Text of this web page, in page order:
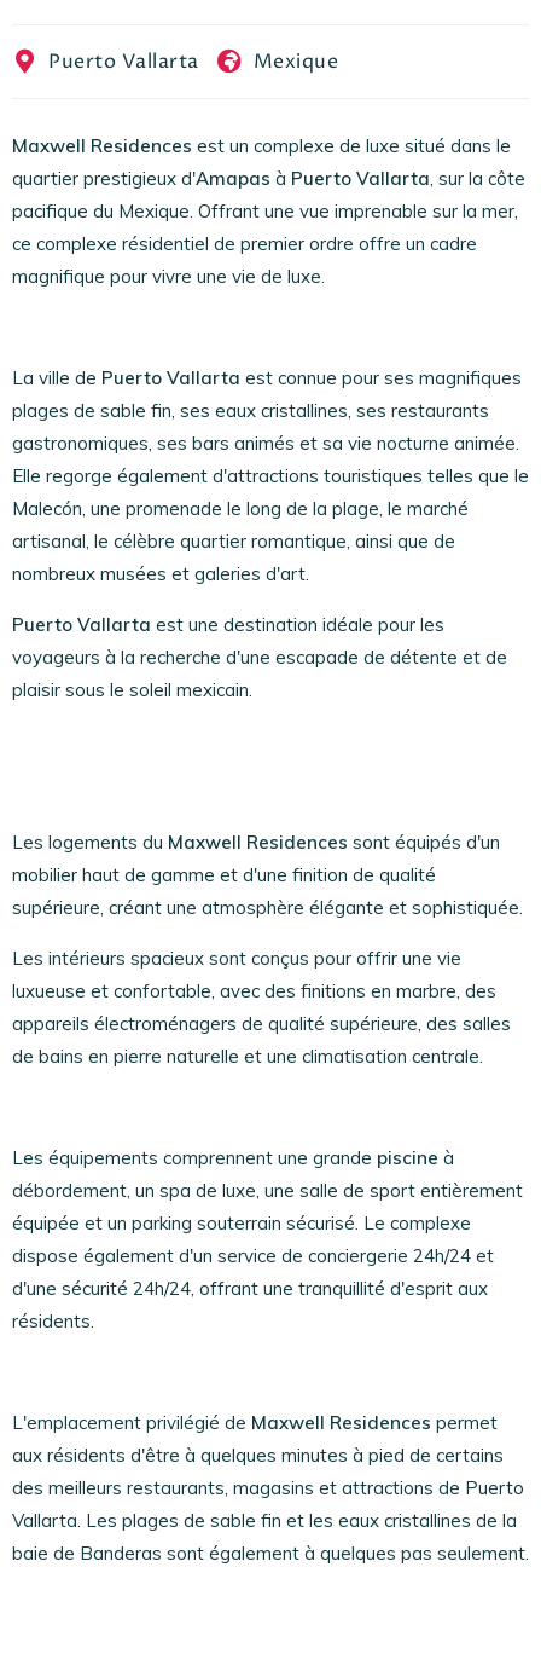
ES
Puerto Vallarta Mexique
Maxwell Residences est un complexe de luxe situé dans le
quartier prestigieux d'Amapas à Puerto Vallarta , sur la côte
pacifique du Mexique. Offrant une vue imprenable sur la mer,
ce complexe résidentiel de premier ordre offre un cadre
magnifique pour vivre une vie de luxe.
La ville de Puerto Vallarta est connue pour ses magnifiques
plages de sable fin, ses eaux cristallines, ses restaurants
gastronomiques, ses bars animés et sa vie nocturne animée.
Elle regorge également d'attractions touristiques telles que le
Malecón, une promenade le long de la plage, le marché
artisanal, le célèbre quartier romantique, ainsi que de
nombreux musées et galeries d'art.
Puerto Vallarta est une destination idéale pour les
voyageurs à la recherche d'une escapade de détente et de
plaisir sous le soleil mexicain.
Les logements du Maxwell Residences sont équipés d'un
mobilier haut de gamme et d'une finition de qualité
supérieure, créant une atmosphère élégante et sophistiquée.
Les intérieurs spacieux sont conçus pour offrir une vie
luxueuse et confortable, avec des finitions en marbre, des
appareils électroménagers de qualité supérieure, des salles
de bains en pierre naturelle et une climatisation centrale.
Les équipements comprennent une grande piscine à
débordement, un spa de luxe, une salle de sport entièrement
équipée et un parking souterrain sécurisé. Le complexe
dispose également d'un service de conciergerie 24h/24 et
d'une sécurité 24h/24, offrant une tranquillité d'esprit aux
résidents.
L'emplacement privilégié de Maxwell Residences permet
aux résidents d'être à quelques minutes à pied de certains
des meilleurs restaurants, magasins et attractions de Puerto
Vallarta. Les plages de sable fin et les eaux cristallines de la
baie de Banderas sont également à quelques pas seulement.